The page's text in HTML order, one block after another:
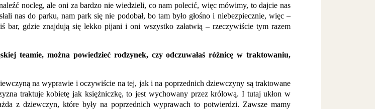
nocleg, ale oni za bardzo nie wiedzieli, co nam polecić, więc mówimy, to dajcie nas
nas do parku, nam park się nie podobał, bo tam było głośno i niebezpiecznie, więc –
bar, gdzie znajdują się lekko pijani i oni wszystko załatwią – rzeczywiście tym razem
teamie, można powiedzieć rodzynek, czy odczuwałaś różnicę w traktowaniu,
na wyprawie i oczywiście na tej, jak i na poprzednich dziewczyny są traktowane
traktuje kobietę jak księżniczkę, to jest wychowany przez królową. I tutaj ukłon w
z dziewczyn, które były na poprzednich wyprawach to potwierdzi. Zawsze mamy